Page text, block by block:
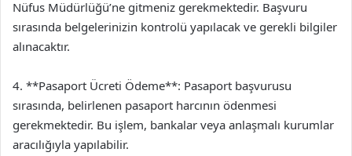
Nüfus Müdürlüğü’ne gitmeniz gerekmektedir. Başvuru
sırasında belgelerinizin kontrolü yapılacak ve gerekli bilgiler
alınacaktır.
4. **Pasaport Ücreti Ödeme**: Pasaport başvurusu
sırasında, belirlenen pasaport harcının ödenmesi
gerekmektedir. Bu işlem, bankalar veya anlaşmalı kurumlar
aracılığıyla yapılabilir.